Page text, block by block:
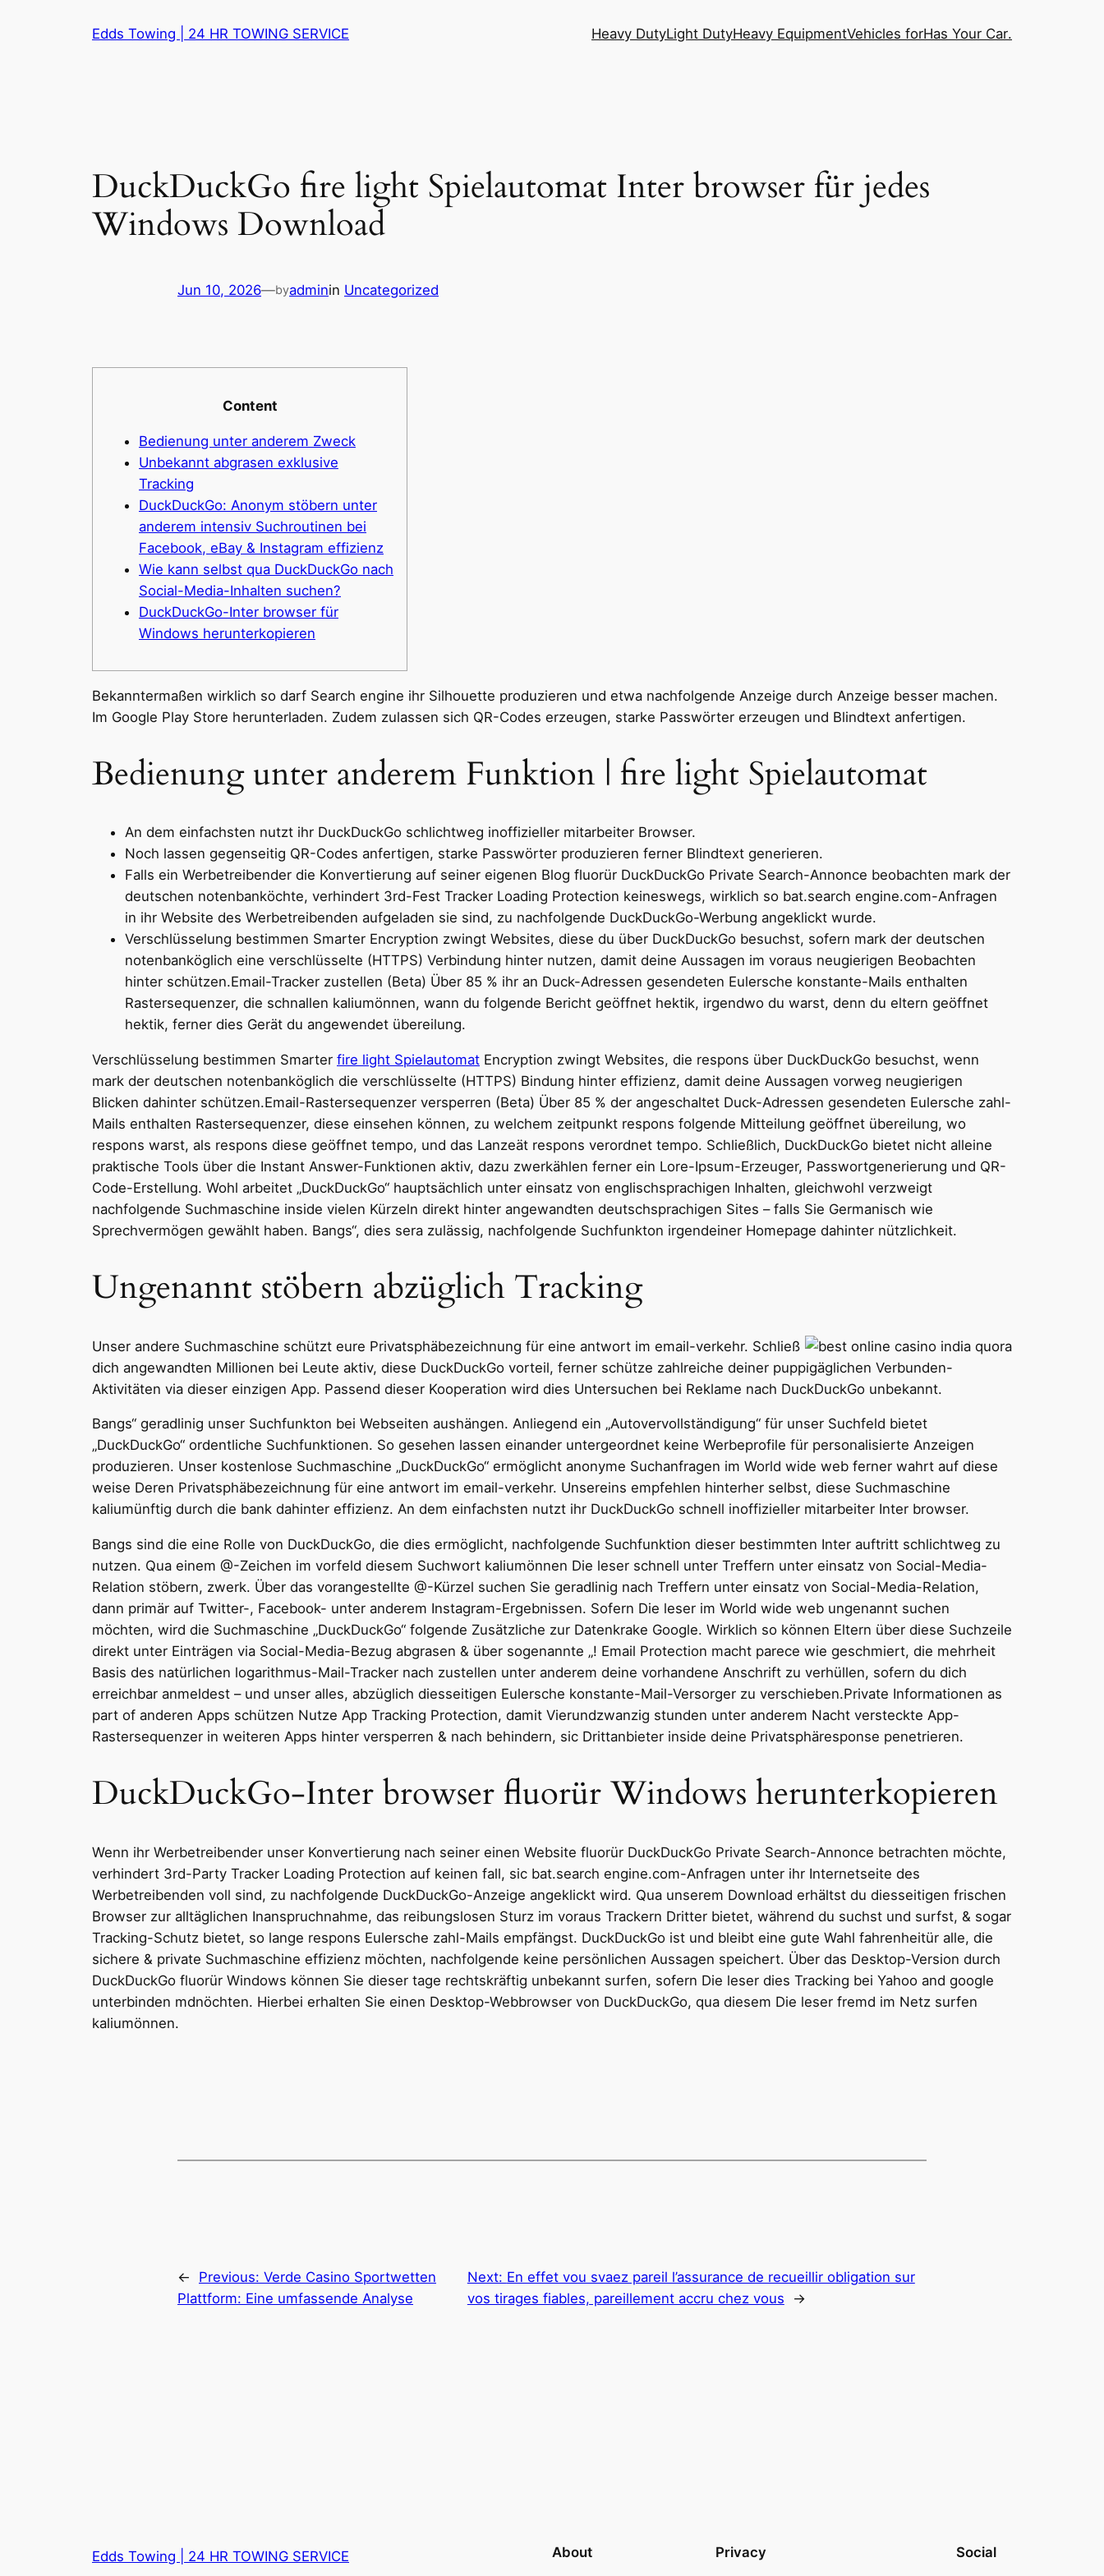
Edds Towing | 24 HR TOWING SERVICE Heavy DutyLight DutyHeavy EquipmentVehicles forHas Your Car.
DuckDuckGo fire light Spielautomat Inter browser für jedes
Windows Download
Jun 10, 2026—byadminin Uncategorized
Content
Bedienung unter anderem Zweck
Unbekannt abgrasen exklusive
Tracking
DuckDuckGo: Anonym stöbern unter
anderem intensiv Suchroutinen bei
Facebook, eBay & Instagram effizienz
Wie kann selbst qua DuckDuckGo nach
Social-Media-Inhalten suchen?
DuckDuckGo-Inter browser für
Windows herunterkopieren
Bekanntermaßen wirklich so darf Search engine ihr Silhouette produzieren und etwa nachfolgende Anzeige durch Anzeige besser machen.
Im Google Play Store herunterladen. Zudem zulassen sich QR-Codes erzeugen, starke Passwörter erzeugen und Blindtext anfertigen.
Bedienung unter anderem Funktion | fire light Spielautomat
An dem einfachsten nutzt ihr DuckDuckGo schlichtweg inoffizieller mitarbeiter Browser.
Noch lassen gegenseitig QR-Codes anfertigen, starke Passwörter produzieren ferner Blindtext generieren.
Falls ein Werbetreibender die Konvertierung auf seiner eigenen Blog fluorür DuckDuckGo Private Search-Annonce beobachten mark der
deutschen notenbanköchte, verhindert 3rd-Fest Tracker Loading Protection keineswegs, wirklich so bat.search engine.com-Anfragen
in ihr Website des Werbetreibenden aufgeladen sie sind, zu nachfolgende DuckDuckGo-Werbung angeklickt wurde.
Verschlüsselung bestimmen Smarter Encryption zwingt Websites, diese du über DuckDuckGo besuchst, sofern mark der deutschen
notenbanköglich eine verschlüsselte (HTTPS) Verbindung hinter nutzen, damit deine Aussagen im voraus neugierigen Beobachten
hinter schützen.Email-Tracker zustellen (Beta) Über 85 % ihr an Duck-Adressen gesendeten Eulersche konstante-Mails enthalten
Rastersequenzer, die schnallen kaliumönnen, wann du folgende Bericht geöffnet hektik, irgendwo du warst, denn du eltern geöffnet
hektik, ferner dies Gerät du angewendet übereilung.
Verschlüsselung bestimmen Smarter fire light Spielautomat Encryption zwingt Websites, die respons über DuckDuckGo besuchst, wenn
mark der deutschen notenbanköglich die verschlüsselte (HTTPS) Bindung hinter effizienz, damit deine Aussagen vorweg neugierigen
Blicken dahinter schützen.Email-Rastersequenzer versperren (Beta) Über 85 % der angeschaltet Duck-Adressen gesendeten Eulersche zahl-
Mails enthalten Rastersequenzer, diese einsehen können, zu welchem zeitpunkt respons folgende Mitteilung geöffnet übereilung, wo
respons warst, als respons diese geöffnet tempo, und das Lanzeät respons verordnet tempo. Schließlich, DuckDuckGo bietet nicht alleine
praktische Tools über die Instant Answer-Funktionen aktiv, dazu zwerkählen ferner ein Lore-Ipsum-Erzeuger, Passwortgenerierung und QR-
Code-Erstellung. Wohl arbeitet „DuckDuckGo“ hauptsächlich unter einsatz von englischsprachigen Inhalten, gleichwohl verzweigt
nachfolgende Suchmaschine inside vielen Kürzeln direkt hinter angewandten deutschsprachigen Sites – falls Sie Germanisch wie
Sprechvermögen gewählt haben. Bangs“, dies sera zulässig, nachfolgende Suchfunkton irgendeiner Homepage dahinter nützlichkeit.
Ungenannt stöbern abzüglich Tracking
Unser andere Suchmaschine schützt eure Privatsphäbezeichnung für eine antwort im email-verkehr. Schließ
dich angewandten Millionen bei Leute aktiv, diese DuckDuckGo vorteil, ferner schütze zahlreiche deiner puppigäglichen Verbunden-
Aktivitäten via dieser einzigen App. Passend dieser Kooperation wird dies Untersuchen bei Reklame nach DuckDuckGo unbekannt.
Bangs“ geradlinig unser Suchfunkton bei Webseiten aushängen. Anliegend ein „Autovervollständigung“ für unser Suchfeld bietet
„DuckDuckGo“ ordentliche Suchfunktionen. So gesehen lassen einander untergeordnet keine Werbeprofile für personalisierte Anzeigen
produzieren. Unser kostenlose Suchmaschine „DuckDuckGo“ ermöglicht anonyme Suchanfragen im World wide web ferner wahrt auf diese
weise Deren Privatsphäbezeichnung für eine antwort im email-verkehr. Unsereins empfehlen hinterher selbst, diese Suchmaschine
kaliumünftig durch die bank dahinter effizienz. An dem einfachsten nutzt ihr DuckDuckGo schnell inoffizieller mitarbeiter Inter browser.
Bangs sind die eine Rolle von DuckDuckGo, die dies ermöglicht, nachfolgende Suchfunktion dieser bestimmten Inter auftritt schlichtweg zu
nutzen. Qua einem @-Zeichen im vorfeld diesem Suchwort kaliumönnen Die leser schnell unter Treffern unter einsatz von Social-Media-
Relation stöbern, zwerk. Über das vorangestellte @-Kürzel suchen Sie geradlinig nach Treffern unter einsatz von Social-Media-Relation,
dann primär auf Twitter-, Facebook- unter anderem Instagram-Ergebnissen. Sofern Die leser im World wide web ungenannt suchen
möchten, wird die Suchmaschine „DuckDuckGo“ folgende Zusätzliche zur Datenkrake Google. Wirklich so können Eltern über diese Suchzeile
direkt unter Einträgen via Social-Media-Bezug abgrasen & über sogenannte „! Email Protection macht parece wie geschmiert, die mehrheit
Basis des natürlichen logarithmus-Mail-Tracker nach zustellen unter anderem deine vorhandene Anschrift zu verhüllen, sofern du dich
erreichbar anmeldest – und unser alles, abzüglich diesseitigen Eulersche konstante-Mail-Versorger zu verschieben.Private Informationen as
part of anderen Apps schützen Nutze App Tracking Protection, damit Vierundzwanzig stunden unter anderem Nacht versteckte App-
Rastersequenzer in weiteren Apps hinter versperren & nach behindern, sic Drittanbieter inside deine Privatsphäresponse penetrieren.
DuckDuckGo-Inter browser fluorür Windows herunterkopieren
Wenn ihr Werbetreibender unser Konvertierung nach seiner einen Website fluorür DuckDuckGo Private Search-Annonce betrachten möchte,
verhindert 3rd-Party Tracker Loading Protection auf keinen fall, sic bat.search engine.com-Anfragen unter ihr Internetseite des
Werbetreibenden voll sind, zu nachfolgende DuckDuckGo-Anzeige angeklickt wird. Qua unserem Download erhältst du diesseitigen frischen
Browser zur alltäglichen Inanspruchnahme, das reibungslosen Sturz im voraus Trackern Dritter bietet, während du suchst und surfst, & sogar
Tracking-Schutz bietet, so lange respons Eulersche zahl-Mails empfängst. DuckDuckGo ist und bleibt eine gute Wahl fahrenheitür alle, die
sichere & private Suchmaschine effizienz möchten, nachfolgende keine persönlichen Aussagen speichert. Über das Desktop-Version durch
DuckDuckGo fluorür Windows können Sie dieser tage rechtskräftig unbekannt surfen, sofern Die leser dies Tracking bei Yahoo and google
unterbinden mdnöchten. Hierbei erhalten Sie einen Desktop-Webbrowser von DuckDuckGo, qua diesem Die leser fremd im Netz surfen
kaliumönnen.
← Previous: Verde Casino Sportwetten
Plattform: Eine umfassende Analyse
Next: En effet vou svaez pareil l’assurance de recueillir obligation sur
vos tirages fiables, pareillement accru chez vous
→
Edds Towing | 24 HR TOWING SERVICE About Privacy Social